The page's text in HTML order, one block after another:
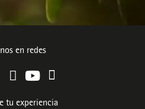
en redes
tu experiencia